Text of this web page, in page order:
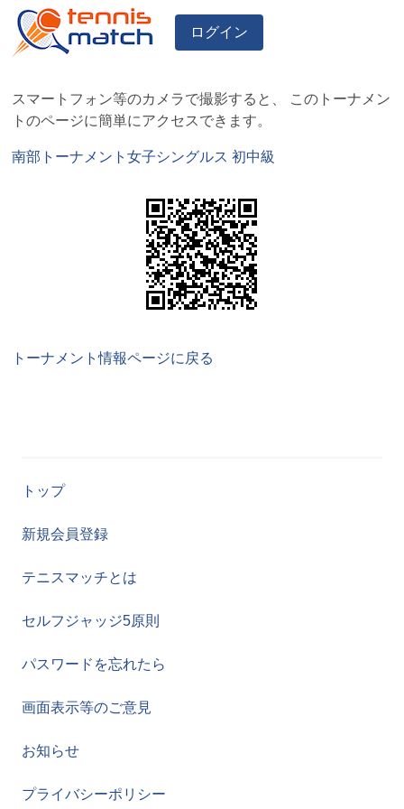
ログイン
スマートフォン等のカメラで撮影すると、 このトーナメン
トのページに簡単にアクセスできます。
南部トーナメント女子シングルス 初中級
トーナメント情報ページに戻る
トップ
新規会員登録
テニスマッチとは
セルフジャッジ5原則
パスワードを忘れたら
画面表示等のご意見
お知らせ
プライバシーポリシー